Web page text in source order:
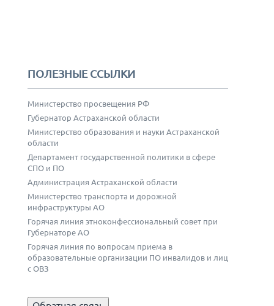
ПОЛЕЗНЫЕ ССЫЛКИ
Министерство просвещения РФ
Губернатор Астраханской области
Министерство образования и науки Астраханской
области
Департамент государственной политики в сфере
СПО и ПО
Администрация Астраханской области
Министерство транспорта и дорожной
инфраструктуры АО
Горячая линия этноконфессиональный совет при
Губернаторе АО
Горячая линия по вопросам приема в
образовательные организации ПО инвалидов и лиц
с ОВЗ